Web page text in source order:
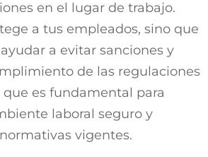
en el lugar de trabajo.
a tus empleados, sino que
a evitar sanciones y
de las regulaciones
es fundamental para
laboral seguro y
vigentes.